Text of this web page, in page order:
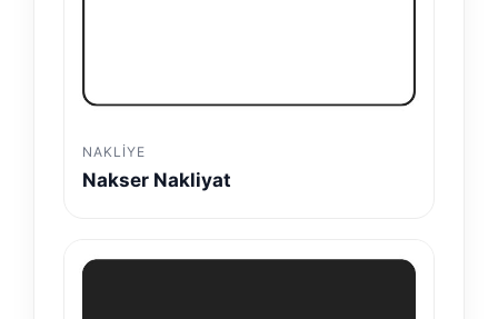
NAKLIYE
Nakser Nakliyat